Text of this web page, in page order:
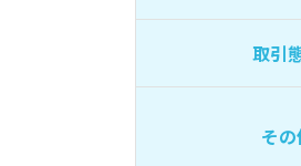
取引
そ